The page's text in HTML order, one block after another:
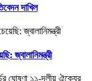
দাখিল
জ্বালানিমন্ত্রী